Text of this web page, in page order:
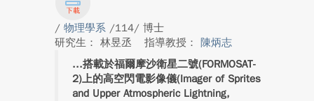
/ 物理學系 /114/ 博士
研究生： 林昱丞
指導教授： 陳炳志
搭載於福爾摩沙衛星二號(FORMOSAT-
2)上的高空閃電影像儀(Imager of Sprites
and Upper Atmospheric Lightning,